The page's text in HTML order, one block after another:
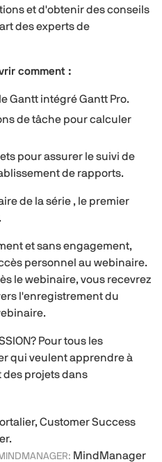
et d'obtenir des conseils
des experts de
comment :
Gantt intégré Gantt Pro.
de tâche pour calculer
pour assurer le suivi de
de rapports.
de la série , le premier
et sans engagement,
personnel au webinaire.
le webinaire, vous recevrez
l'enregistrement du
Pour tous les
qui veulent apprendre à
des projets dans
Customer Success
MindManager